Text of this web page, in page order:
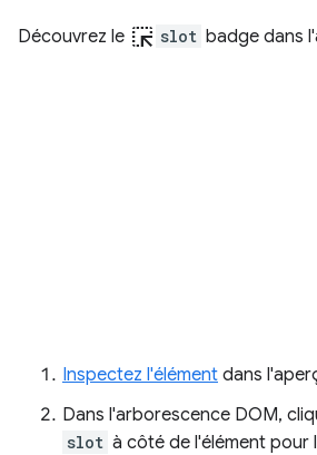
Découvrez le ink_selection slot badge dans
Inspectez l'élément dans
Dans l'arborescence DOM,
slot à côté de l'élément pour